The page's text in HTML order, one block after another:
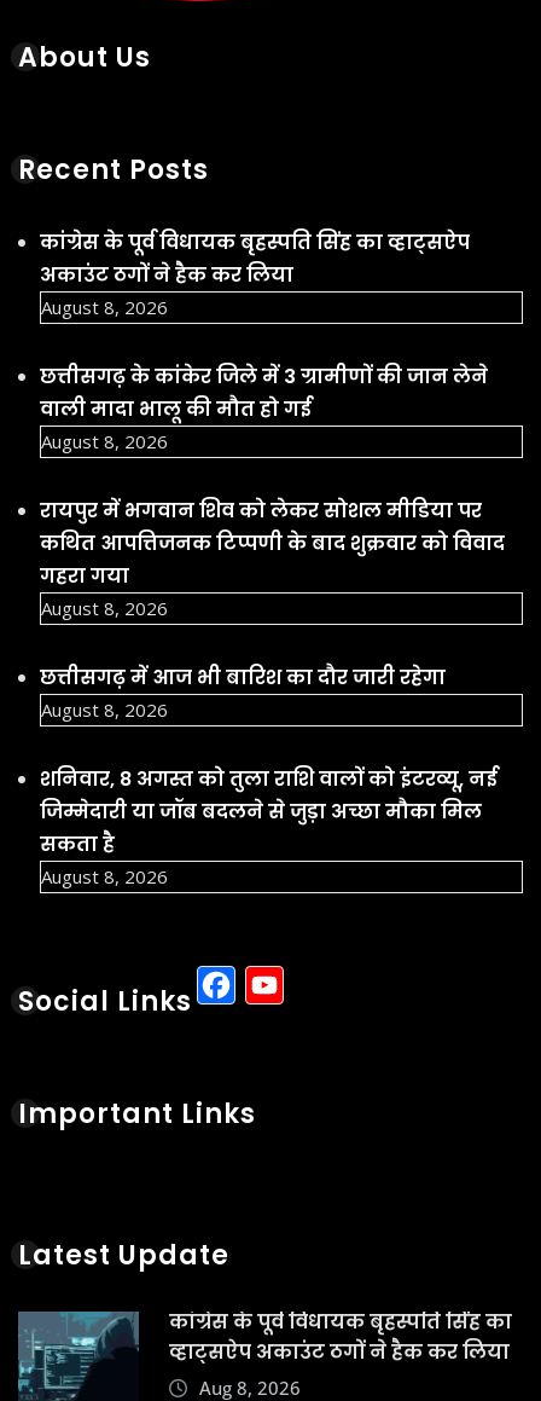
वाली मादा भालू की मौत हो गई
कथित आपत्तिजनक टिप्पणी के बाद शुक्रवार को विवाद
August 8, 2026
छत्तीसगढ़ में आज भी बारिश का दौर जारी रहेगा
शनिवार, 8 अगस्त को तुला राशि वालों को इंटरव्यू, नई
जिम्मेदारी या जॉब बदलने से जुड़ा अच्छा मौका मिल
August 8, 2026
Facebook
YouTube
Latest Update
कांग्रेस के पूर्व विधायक बृहस्पति सिंह का
व्हाट्सऐप अकाउंट ठगों ने हैक कर लिया
की जान लेने वाली मादा भालू की मौत
रायपुर में भगवान शिव को लेकर सोशल
के बाद शुक्रवार को विवाद गहरा गया
Aug 8, 2026